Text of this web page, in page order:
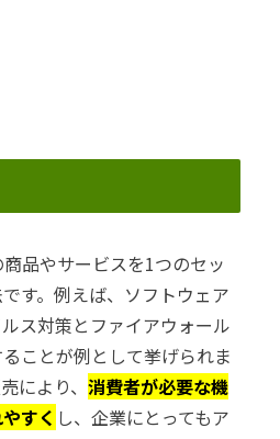
品やサービスを1つのセッ
す。例えば、ソフトウェア
ス対策とファイアウォール
ことが例として挙げられま
により、 消費者が必要な機
すく し、企業にとってもア